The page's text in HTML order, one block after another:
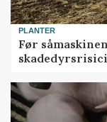
PLANTER
Før
skadedyrsrisici